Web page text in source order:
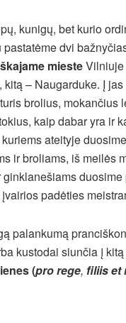
kunigų, bet kurio
dvi
miesteVilniuje
kitą – Naugarduke. Į
brolius, mokančius
kaip dabar yra ir
ateityje
ir broliams, iš meilės
padėties
palankumą
kustodai siunčia į
(pro rege, filiis et